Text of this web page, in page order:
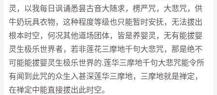
灵，以我每日讽诵悉昙古音大随求，楞严咒，大悲咒，供
牛奶玩具衣物，这种程度等级也只能暂时安抚，无法拔出
根本时空，何况其他道场团体，皆是养婴灵，无有能拔婴
灵生极乐世界者，若非莲花三摩地千句大悲咒，那是绝不
可能能拔婴灵生极乐世界的.莲华三摩地千句大悲咒能令所
有闻到此咒的众生入甚深莲华三摩地，三摩地就是禅定，
在禅定中能直接拔出此时空。